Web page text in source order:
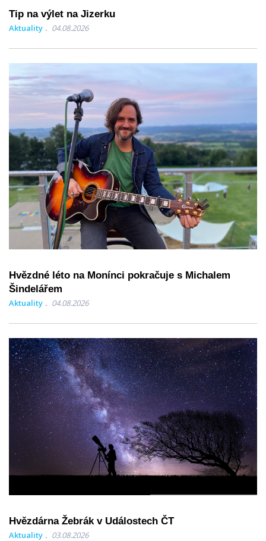
Tip na výlet na Jizerku
Aktuality 04.08.2026
Hvězdné léto na Monínci pokračuje s Michalem
Šindelářem
Aktuality 04.08.2026
Hvězdárna Žebrák v Událostech ČT
Aktuality 03.08.2026